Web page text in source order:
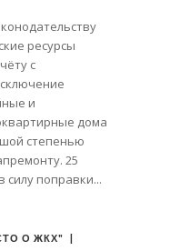
ресурсы
с
и
дома
степенью
25
силу поправки
О ЖКХ"